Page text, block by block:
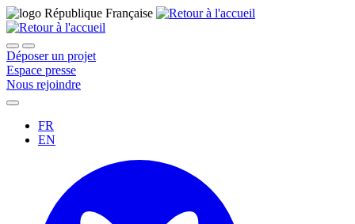
Déposer un projet
Espace presse
Nous rejoindre
FR
EN